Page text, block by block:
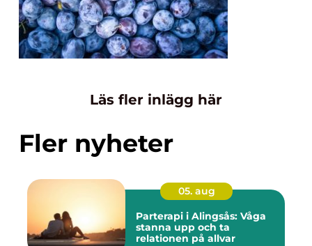
Läs fler inlägg här
Fler nyheter
05. aug
Parterapi i Alingsås: Våga
stanna upp och ta
relationen på allvar